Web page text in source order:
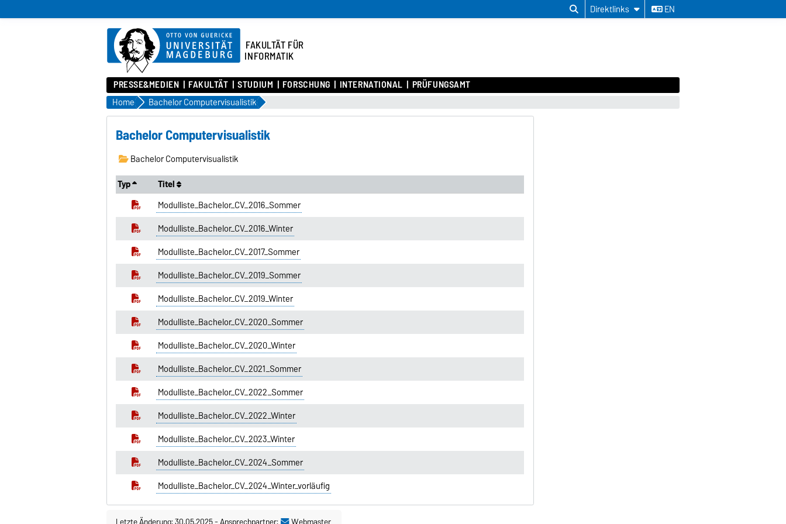
Direktlinks EN
FAKULTÄT FÜR
INFORMATIK
PRESSE&MEDIEN FAKULTÄT STUDIUM FORSCHUNG INTERNATIONAL PRÜFUNGSAMT
Home Bachelor Computervisualistik
Bachelor Computervisualistik
Bachelor Computervisualistik
Typ
Titel
Modulliste_Bachelor_CV_2016_Sommer
Modulliste_Bachelor_CV_2016_Winter
Modulliste_Bachelor_CV_2017_Sommer
Modulliste_Bachelor_CV_2019_Sommer
Modulliste_Bachelor_CV_2019_Winter
Modulliste_Bachelor_CV_2020_Sommer
Modulliste_Bachelor_CV_2020_Winter
Modulliste_Bachelor_CV_2021_Sommer
Modulliste_Bachelor_CV_2022_Sommer
Modulliste_Bachelor_CV_2022_Winter
Modulliste_Bachelor_CV_2023_Winter
Modulliste_Bachelor_CV_2024_Sommer
Modulliste_Bachelor_CV_2024_Winter_vorläufig